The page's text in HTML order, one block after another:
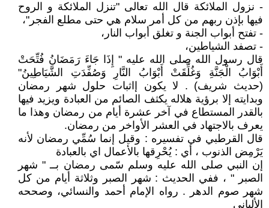
- نزول الملائكة قال الله تعالى "تنزل الملائكة و الروح
فيها بإذن ربهم من كل أمر سلام هي حتى مطلع الفجر"،
- تفتح أبواب الجنة و تغلق أبواب النار،
- تصفد الشياطين،
قال رسول الله صلى الله عليه " إِذَا جَاءَ رَمَضَانُ فُتِّحَتْ
أَبْوَابُ الْجَنَّةِ وَغُلِّقَتْ أَبْوَابُ النَّارِ وَصُفِّدَتِ الشَّيَاطِينُ"
(حديث شريف) . لا يكون إاثبات حلول شهر رمضان
وبدايته إلا برؤية هلاله يكثف الصائم من العبادة ويزيد فيها
بالقدر المستطاع في آخر عشرة أيام من رمضان وهذا ما
يعرف بالاجتهاد في العشر الأواخر من رمضان.
قال القرطبي في تفسيره : وقيل إنما سُمِّي رمضان لأنه
يَرْمِض الذنوب ، أي : يُحْرِقها بالأعمال اي بالعبادة
إن النبي صلى الله عليه وسلم سّمى رمضان بــ " شهر
الصبر " ، ففي الحديث : شهر الصبر وثلاثة أيام من كل
شهر صوم الدهر . رواه الإمام أحمد والنسائي، وصححه
الألباني